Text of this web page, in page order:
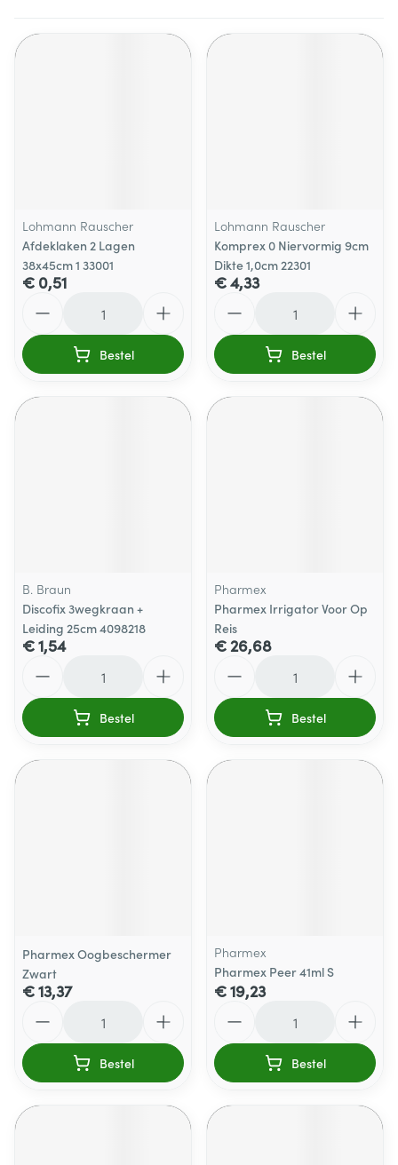
Lohmann Rauscher
Afdeklaken 2 Lagen
38x45cm 1 33001
€ 0,51
Bestel
Lohmann Rauscher
Komprex 0 Niervormig 9cm
Dikte 1,0cm 22301
€ 4,33
Bestel
B. Braun
Discofix 3wegkraan +
Leiding 25cm 4098218
€ 1,54
Bestel
Pharmex
Pharmex Irrigator Voor Op
Reis
€ 26,68
Bestel
Pharmex Oogbeschermer
Zwart
€ 13,37
Bestel
Pharmex
Pharmex Peer 41ml S
€ 19,23
Bestel